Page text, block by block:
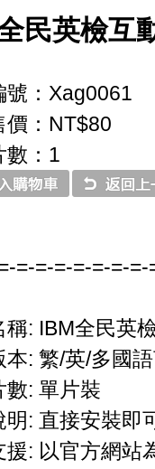
民英檢互
號：Xag0061
價：NT$80
數：1
=-=-=-=-=-=-
稱: IBM全民英
本: 繁/英/多國
數: 單片裝
明: 直接安裝即
援: 以官方網站